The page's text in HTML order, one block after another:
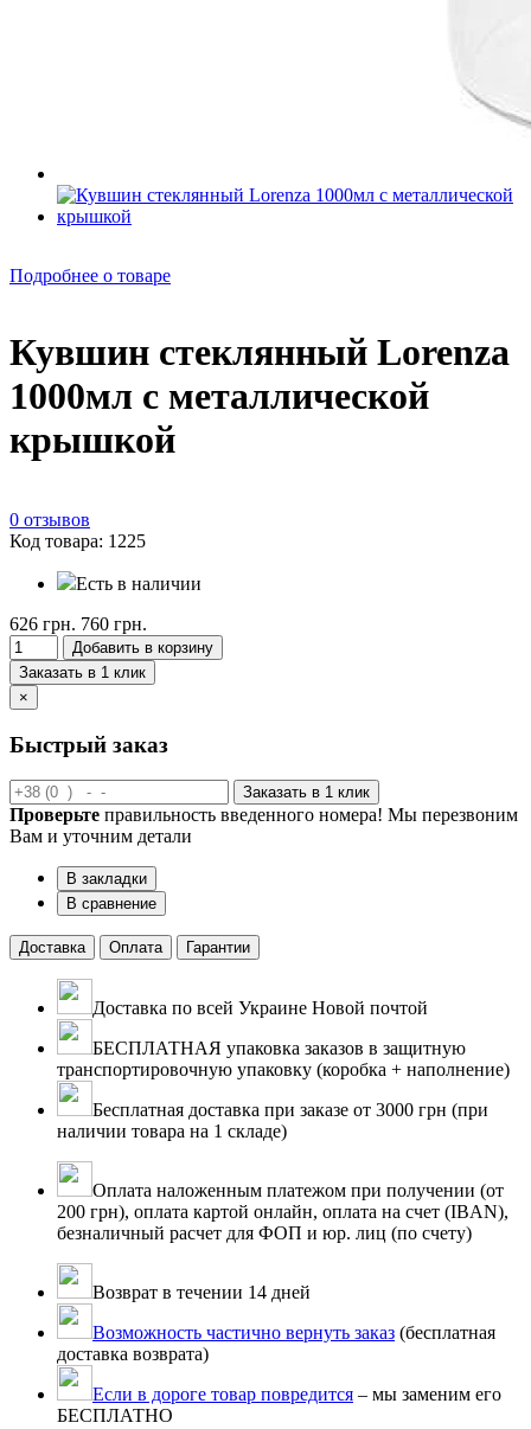
Подробнее о товаре
Кувшин стеклянный Lorenza
1000мл с металлической
крышкой
0 отзывов
Код товара: 1225
Есть в наличии
626 грн. 760 грн.
Добавить в корзину
Заказать в 1 клик
×
Быстрый заказ
Заказать в 1 клик
Проверьте правильность введенного номера! Мы перезвоним
Вам и уточним детали
В закладки
В сравнение
Доставка Оплата Гарантии
Доставка по всей Украине Новой почтой
БЕСПЛАТНАЯ упаковка заказов в защитную
транспортировочную упаковку (коробка + наполнение)
Бесплатная доставка при заказе от 3000 грн (при
наличии товара на 1 складе)
Оплата наложенным платежом при получении (от
200 грн), оплата картой онлайн, оплата на счет (IBAN),
безналичный расчет для ФОП и юр. лиц (по счету)
Возврат в течении 14 дней
Возможность частично вернуть заказ (бесплатная
доставка возврата)
Если в дороге товар повредится – мы заменим его
БЕСПЛАТНО